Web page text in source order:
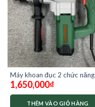
Máy khoan đục 2 chức năng
DEKTON DK-RH3002
1,650,000₫
THÊM VÀO GIỎ HÀNG